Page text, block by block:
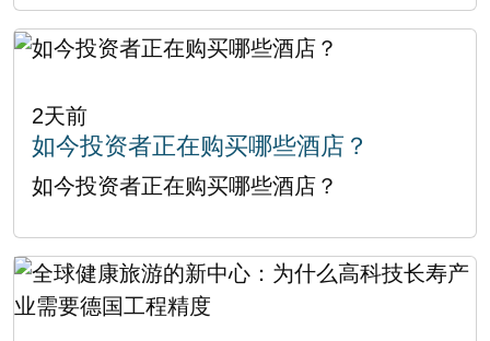
2天前
如今投资者正在购买哪些酒店？
如今投资者正在购买哪些酒店？